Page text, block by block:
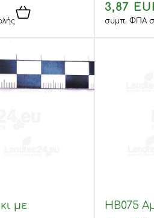
3,87
συμπ. ΦΠΑ
με
HB075